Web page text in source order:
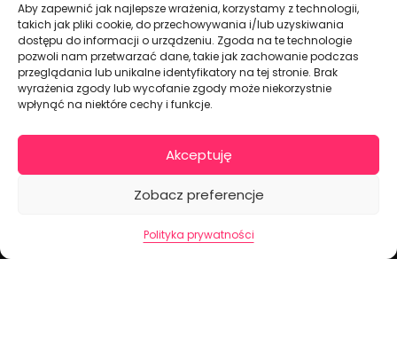
Aby zapewnić jak najlepsze wrażenia, korzystamy z technologii,
takich jak pliki cookie, do przechowywania i/lub uzyskiwania
dostępu do informacji o urządzeniu. Zgoda na te technologie
pozwoli nam przetwarzać dane, takie jak zachowanie podczas
przeglądania lub unikalne identyfikatory na tej stronie. Brak
wyrażenia zgody lub wycofanie zgody może niekorzystnie
wpłynąć na niektóre cechy i funkcje.
Akceptuję
Zobacz preferencje
Polityka prywatności
Dekoracje na torty i akcesoria imprezowe
KONTAKT I DANE FIRMOWE
tortoweozdoby.sklep@gmail.com
ul. Modularna 12, 02-238 Warszawa
Giełda Spożywcza Okęcie Pawilon 403
NIP: PL7970009100